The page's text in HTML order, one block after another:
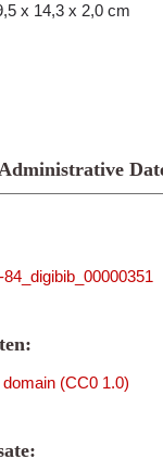
x 14,3 x 2,0 cm
(CC0 1.0)